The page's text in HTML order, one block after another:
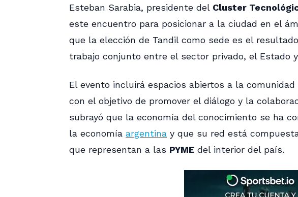
Esteban Sarabia, presidente del Cluster
este encuentro para posicionar a la ciudad en el
que la elección de Tandil como sede es el
trabajo conjunto entre el sector privado, el Estado
El evento incluirá espacios abiertos a la
con el objetivo de promover el diálogo y la
subrayó que la economía del conocimiento se ha
la economía argentina y que su red está
que representan a las PYME del interior del país.